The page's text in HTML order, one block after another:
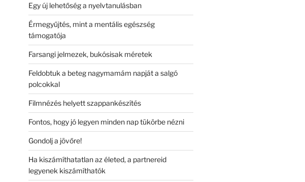
Egy új lehetőség a nyelvtanulásban
Érmegyűjtés, mint a mentális egészség
támogatója
Farsangi jelmezek, bukósisak méretek
Feldobtuk a beteg nagymamám napját a salgó
polcokkal
Filmnézés helyett szappankészítés
Fontos, hogy jó legyen minden nap tükörbe nézni
Gondolj a jövőre!
Ha kiszámíthatatlan az életed, a partnereid
legyenek kiszámíthatók